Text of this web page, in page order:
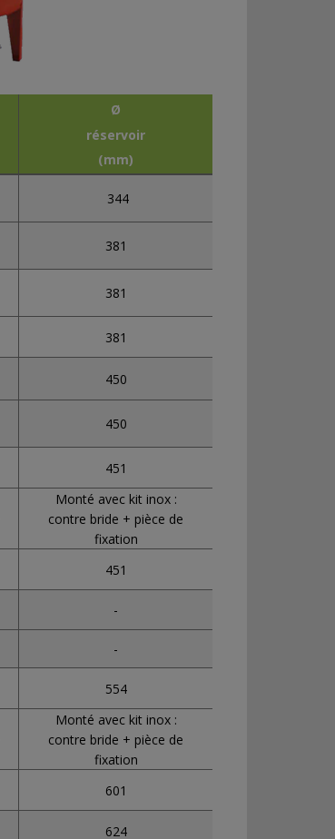
Ø
réservoir
(mm)
344
381
381
381
450
450
451
Monté avec kit inox :
contre bride + pièce de
fixation
451
-
-
554
Monté avec kit inox :
contre bride + pièce de
fixation
601
624